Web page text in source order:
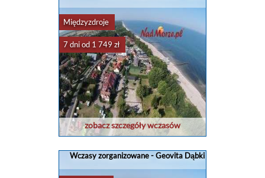
Międzyzdroje
7 dni od 1 749 zł
zobacz szczegóły wczasów
Wczasy zorganizowane - Geovita Dąbki